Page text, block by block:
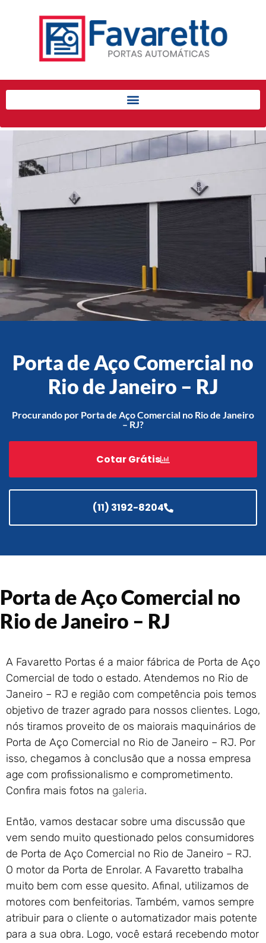
Início
Produtos
Automatizadores
Acessórios Para Portas de
Enrolar
Pintura eletrostática
Portfólio
Contato
Acessórios
Enrolar em Teresópolis – RJ
Portão de Garagem de
Enrolar em São Pedro da
Aldeia – RJ
Portão de Garagem de
Enrolar em São Gonçalo – RJ
Enrolar em Rio das Ostras –
Enrolar em Queimados – RJ
Portão de Garagem de
Enrolar em Petrópolis – RJ
Portão de Garagem de
Enrolar em Nova Iguaçu – RJ
Portão de Garagem de
Enrolar em Nova Friburgo –
RJ
Porta de Aço Comercial no
Rio de Janeiro – RJ
Procurando por Porta de Aço Comercial no Rio de Janeiro
– RJ?
Cotar Grátis
(11) 3192-8204
Porta de Aço Comercial no
Rio de Janeiro – RJ
A Favaretto Portas é a maior fábrica de Porta de Aço
Comercial de todo o estado. Atendemos no Rio de
Janeiro – RJ e região com competência pois temos
objetivo de trazer agrado para nossos clientes. Logo,
nós tiramos proveito de os maiorais maquinários de
Porta de Aço Comercial no Rio de Janeiro – RJ. Por
isso, chegamos à conclusão que a nossa empresa
age com profissionalismo e comprometimento.
Confira mais fotos na galeria.
Então, vamos destacar sobre uma discussão que
vem sendo muito questionado pelos consumidores
de Porta de Aço Comercial no Rio de Janeiro – RJ.
O motor da Porta de Enrolar. A Favaretto trabalha
muito bem com esse quesito. Afinal, utilizamos de
motores com benfeitorias. Também, vamos sempre
atribuir para o cliente o automatizador mais potente
para a sua obra. Logo, você estará recebendo motor